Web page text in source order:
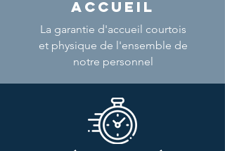
ACCUEIL
La garantie d'accueil courtois
et physique de l'ensemble de
notre personnel